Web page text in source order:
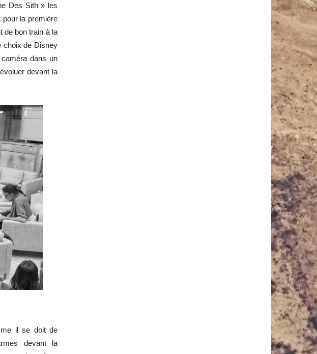
Des Sith » les
pour la première
de bon train à la
choix de Disney
dans un
devant la
il se doit de
devant la